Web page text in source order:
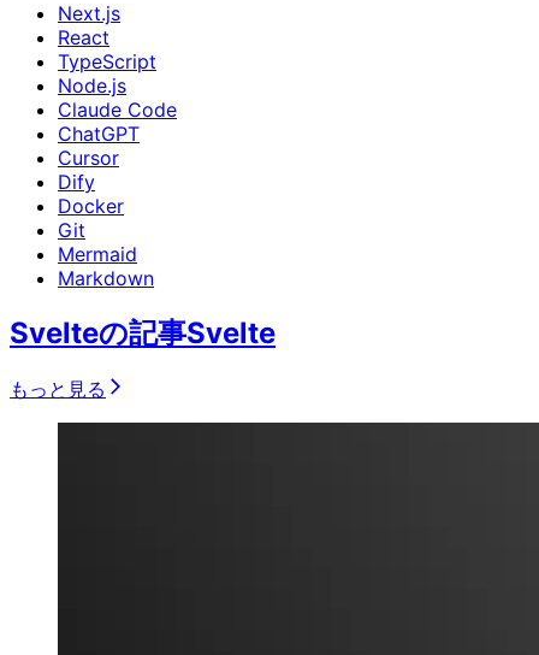
Next.js
React
TypeScript
Node.js
Claude Code
ChatGPT
Cursor
Dify
Docker
Git
Mermaid
Markdown
Svelteの記事Svelte
もっと見る